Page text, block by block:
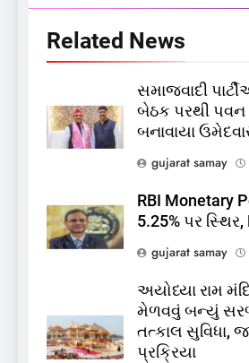
Related News
સમાજવાદી
બેઠક પરથી પવન
બનાવાયા
gujarat samay
RBI Monetary
5.25% પર
gujarat samay
અયોધ્યા રામ
મેળવવું બન્યું
તત્કાલ સુવિધા,
પ્રક્રિયા
કોડીનારના
કિશોરો
લાપતા
GUJARAT TOP
6
પાસપોર્ટ
પોલીસ
પ્રક્રિયા
GUJARAT TOP
7
રાજ્યસભામાં